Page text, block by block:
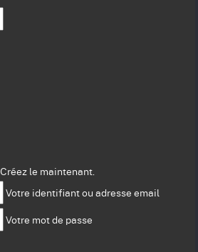
Créez le maintenant.
Votre identifiant ou adresse email
Votre mot de passe